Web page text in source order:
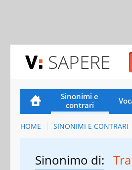
SAPERE
Sinonimi e
contrari
HOME SINONIMI E CONTRARI
Sinonimo di: